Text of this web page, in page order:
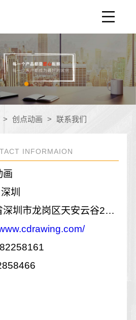
> 创点动画 > 联系我们
INFORMAION
画
圳
详细地址：广东省深圳市龙岗区天安云谷2期6栋西座8楼801室